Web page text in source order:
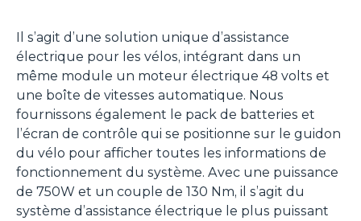
Il s’agit d’une solution unique d’assistance
électrique pour les vélos, intégrant dans un
même module un moteur électrique 48 volts et
une boîte de vitesses automatique. Nous
fournissons également le pack de batteries et
l’écran de contrôle qui se positionne sur le guidon
du vélo pour afficher toutes les informations de
fonctionnement du système. Avec une puissance
de 750W et un couple de 130 Nm, il s’agit du
système d’assistance électrique le plus puissant